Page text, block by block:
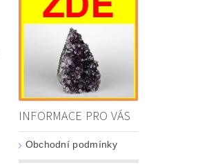
INFORMACE PRO VÁS
Obchodní podmínky